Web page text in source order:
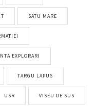
SATU MARE
EXPLORARI
TARGU LAPUS
USR VISEU DE SUS